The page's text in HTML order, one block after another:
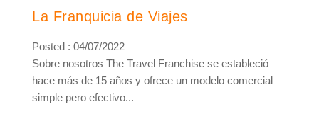
La Franquicia de Viajes
Posted : 04/07/2022
Sobre nosotros The Travel Franchise se estableció
hace más de 15 años y ofrece un modelo comercial
simple pero efectivo...